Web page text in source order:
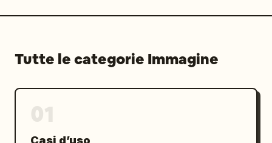
Tutte le categorie Immagine
Casi d’uso